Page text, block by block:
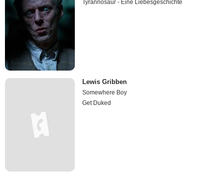
Tyrannosaur - Eine Liebesgeschichte
Lewis Gribben
Somewhere Boy
Get Duked